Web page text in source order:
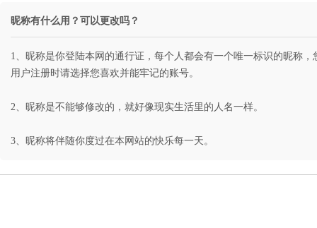
昵称有什么用？可以更改吗？
1、昵称是你登陆本网的通行证，每个人都会有一个唯一标识的昵称
用户注册时请选择您喜欢并能牢记的账号。
2、昵称是不能够修改的，就好像现实生活里的人名一样。
3、昵称将伴随你度过在本网站的快乐每一天。